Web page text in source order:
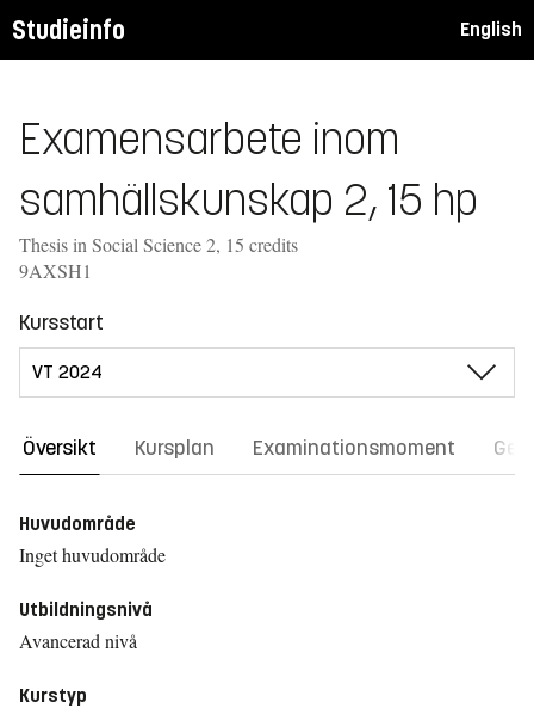
Studieinfo English
Examensarbete inom
samhällskunskap 2, 15 hp
Thesis in Social Science 2, 15 credits
9AXSH1
Kursstart
Översikt Kursplan Examinationsmoment
Huvudområde
Inget huvudområde
Utbildningsnivå
Avancerad nivå
Kurstyp